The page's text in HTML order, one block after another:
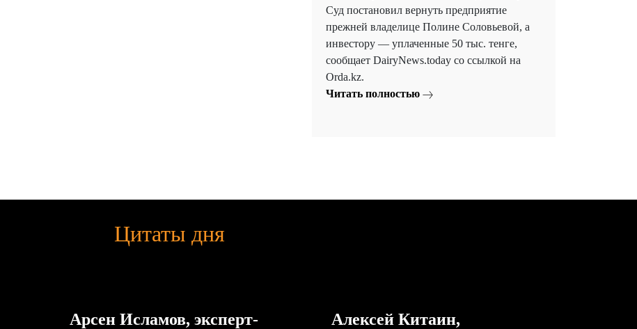
Суд постановил вернуть предприятие
прежней владелице Полине Соловьевой, а
инвестору — уплаченные 50 тыс. тенге,
сообщает DairyNews.today со ссылкой на
Orda.kz.
Читать полностью
Цитаты дня
Арсен Исламов, эксперт-
Алексей Китаин,